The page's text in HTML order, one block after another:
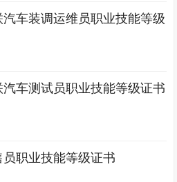
汽车装调运维员职业技能等级
汽车测试员职业技能等级证书
员职业技能等级证书